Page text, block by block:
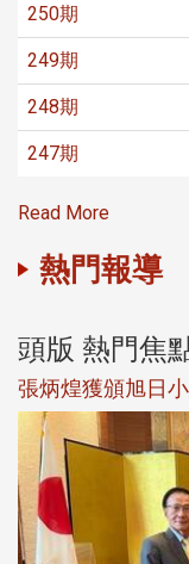
250期
249期
248期
247期
Read More
熱門報導
頭版 熱門焦
張炳煌獲頒旭日